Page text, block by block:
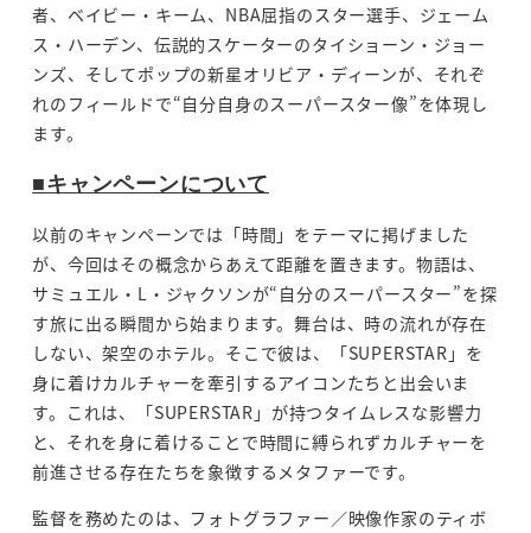
者、ベイビー・キーム、NBA屈指のスター選手、ジェーム
ス・ハーデン、伝説的スケーターのタイショーン・ジョー
ンズ、そしてポップの新星オリビア・ディーンが、それぞ
れのフィールドで“自分自身のスーパースター像”を体現し
ます。
■キャンペーンについて
以前のキャンペーンでは「時間」をテーマに掲げました
が、今回はその概念からあえて距離を置きます。物語は、
サミュエル・L・ジャクソンが“自分のスーパースター”を探
す旅に出る瞬間から始まります。舞台は、時の流れが存在
しない、架空のホテル。そこで彼は、「SUPERSTAR」を
身に着けカルチャーを牽引するアイコンたちと出会いま
す。これは、「SUPERSTAR」が持つタイムレスな影響力
と、それを身に着けることで時間に縛られずカルチャーを
前進させる存在たちを象徴するメタファーです。
監督を務めたのは、フォトグラファー／映像作家のティボ